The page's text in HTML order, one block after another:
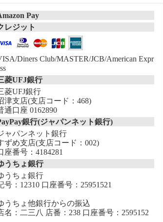
Pay
レジット
Diners Club/MASTER/JCB/American Expr
菱UFJ銀行
菱UFJ銀行
津支店(支店コード：468)
通口座 0162890
銀行(ジャパンネット銀行)
ャパンネット銀行
ずめ支店(支店コード：002)
座番号：4184281
うちょ銀行
うちょ銀行
号：12310 口座番号：25951521
うちょ他銀行からの振込
名：二三八 店番：238 口座番号：2595152